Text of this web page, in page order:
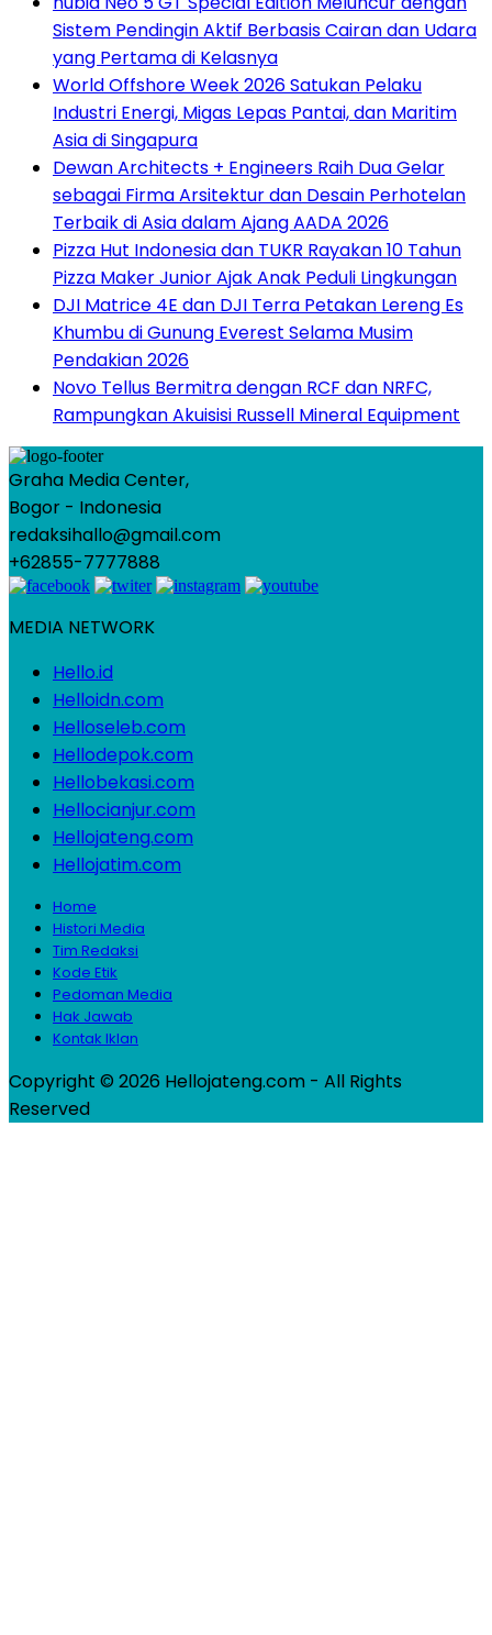
Sistem Pendingin Aktif Berbasis Cairan dan Udara
yang Pertama di Kelasnya
World Offshore Week 2026 Satukan Pelaku
Industri Energi, Migas Lepas Pantai, dan Maritim
Asia di Singapura
Dewan Architects + Engineers Raih Dua Gelar
sebagai Firma Arsitektur dan Desain Perhotelan
Terbaik di Asia dalam Ajang AADA 2026
Pizza Hut Indonesia dan TUKR Rayakan 10 Tahun
Pizza Maker Junior Ajak Anak Peduli Lingkungan
DJI Matrice 4E dan DJI Terra Petakan Lereng Es
Khumbu di Gunung Everest Selama Musim
Pendakian 2026
Novo Tellus Bermitra dengan RCF dan NRFC,
Rampungkan Akuisisi Russell Mineral Equipment
Graha Media Center,
Bogor - Indonesia
redaksihallo@gmail.com
+62855-7777888
MEDIA NETWORK
Hello.id
Helloidn.com
Helloseleb.com
Hellodepok.com
Hellobekasi.com
Hellocianjur.com
Hellojateng.com
Hellojatim.com
Home
Histori Media
Tim Redaksi
Kode Etik
Pedoman Media
Hak Jawab
Kontak Iklan
Copyright © 2026 Hellojateng.com - All Rights
Reserved